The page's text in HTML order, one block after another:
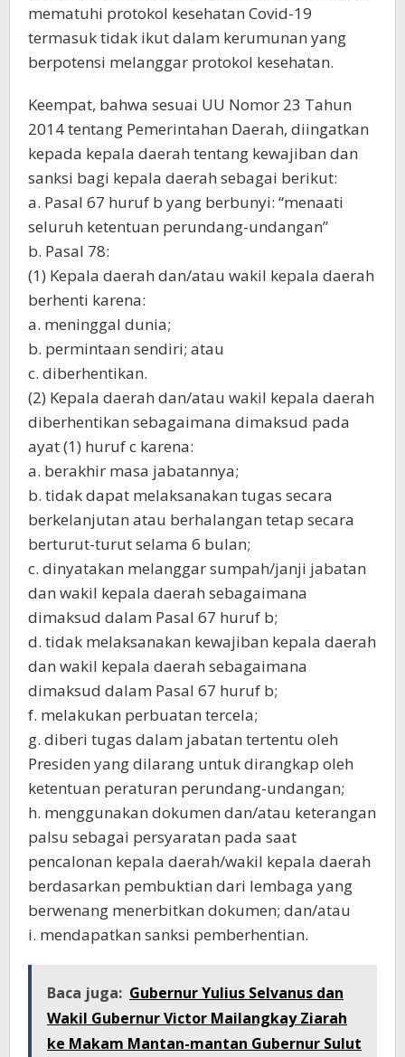
mematuhi protokol kesehatan Covid-19
termasuk tidak ikut dalam kerumunan yang
berpotensi melanggar protokol kesehatan.
Keempat, bahwa sesuai UU Nomor 23 Tahun
2014 tentang Pemerintahan Daerah, diingatkan
kepada kepala daerah tentang kewajiban dan
sanksi bagi kepala daerah sebagai berikut:
a. Pasal 67 huruf b yang berbunyi: “menaati
seluruh ketentuan perundang-undangan”
b. Pasal 78:
(1) Kepala daerah dan/atau wakil kepala daerah
berhenti karena:
a. meninggal dunia;
b. permintaan sendiri; atau
c. diberhentikan.
(2) Kepala daerah dan/atau wakil kepala daerah
diberhentikan sebagaimana dimaksud pada
ayat (1) huruf c karena:
a. berakhir masa jabatannya;
b. tidak dapat melaksanakan tugas secara
berkelanjutan atau berhalangan tetap secara
berturut-turut selama 6 bulan;
c. dinyatakan melanggar sumpah/janji jabatan
dan wakil kepala daerah sebagaimana
dimaksud dalam Pasal 67 huruf b;
d. tidak melaksanakan kewajiban kepala daerah
dan wakil kepala daerah sebagaimana
dimaksud dalam Pasal 67 huruf b;
f. melakukan perbuatan tercela;
g. diberi tugas dalam jabatan tertentu oleh
Presiden yang dilarang untuk dirangkap oleh
ketentuan peraturan perundang-undangan;
h. menggunakan dokumen dan/atau keterangan
palsu sebagai persyaratan pada saat
pencalonan kepala daerah/wakil kepala daerah
berdasarkan pembuktian dari lembaga yang
berwenang menerbitkan dokumen; dan/atau
i. mendapatkan sanksi pemberhentian.
Baca juga: Gubernur Yulius Selvanus dan
Wakil Gubernur Victor Mailangkay Ziarah
ke Makam Mantan-mantan Gubernur Sulut